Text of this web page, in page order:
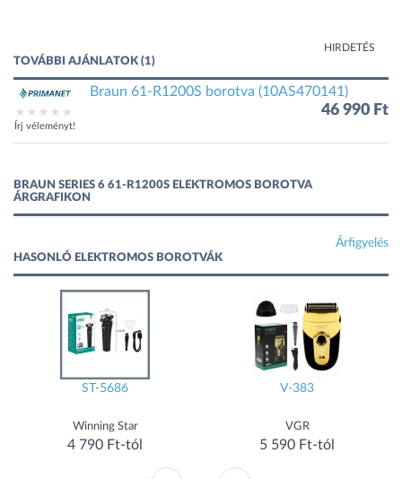
HIRDETÉS
TOVÁBBI AJÁNLATOK (1)
Írj véleményt!
Braun 61-R1200S borotva (10AS470141)
46 990 Ft
BRAUN SERIES 6 61-R1200S ELEKTROMOS BOROTVA
ÁRGRAFIKON
Árfigyelés
HASONLÓ ELEKTROMOS BOROTVÁK
ST-5686
Winning Star
4 790 Ft-tól
V-383
VGR
5 590 Ft-tól